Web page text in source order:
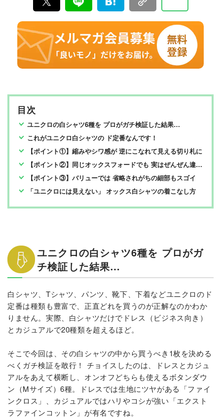
目次
ユニクロの白シャツ6種を プロがガチ検証した結果…
これがユニクロ白シャツの ド定番なんです！
【ポイント①】縮みやシワ感が 逆にこなれて見える切り札に
【ポイント②】同じオックスフォードでも 実はぜんぜん違うんです！
【ポイント③】バリューでは 省略されがちの細部もスゴイ
「ユニクロには見えない」 オックス白シャツの着こなし方
ユニクロの白シャツ6種を プロがガ
チ検証した結果…
白シャツ、Tシャツ、パンツ、靴下、下着などユニクロのド
定番は種類も豊富で、正直どれを買うのが正解なのかわか
りません。実際、白シャツだけでドレス（ビジネス向き）
とカジュアルで20種類を超えるほど。
そこで今回は、その白シャツの中から買うべき1枚を決める
べくガチ検証を敢行！ チョイスしたのは、ドレスとカジュ
アルをあえて横断し、オンオフどちらも使えるボタンダウ
ン（Mサイズ）6種。ドレスでは生地にツヤがある「ファイ
ンクロス」、カジュアルではハリやコシが強い「エクスト
ラファインコットン」が有名ですね。